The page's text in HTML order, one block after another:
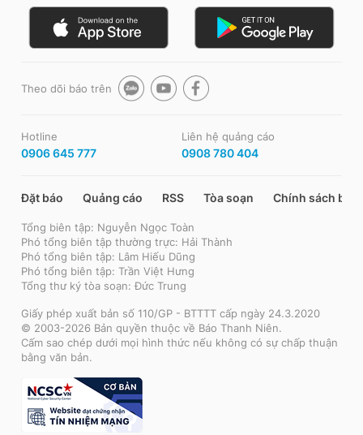
Theo dõi báo trên
Hotline
0906 645 777
Liên hệ quảng cáo
0908 780 404
Đặt báo Quảng cáo RSS Tòa soạn Chính sách bảo
Tổng biên tập: Nguyễn Ngọc Toàn
Phó tổng biên tập thường trực: Hải Thành
Phó tổng biên tập: Lâm Hiếu Dũng
Phó tổng biên tập: Trần Việt Hưng
Tổng thư ký tòa soạn: Đức Trung
Giấy phép xuất bản số 110/GP - BTTTT cấp ngày 24.3.2020
© 2003-2026 Bản quyền thuộc về Báo Thanh Niên.
Cấm sao chép dưới mọi hình thức nếu không có sự chấp thuận
bằng văn bản.